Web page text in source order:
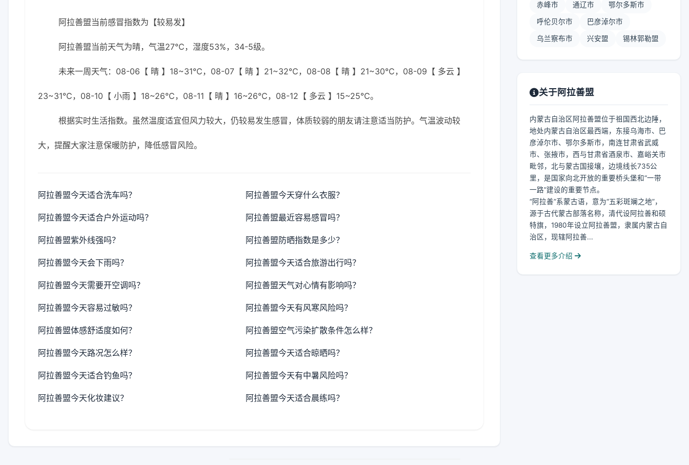
阿拉善盟当前感冒指数为【较易发】
阿拉善盟当前天气为晴，气温27℃，湿度53%，34-5级。
未来一周天气：08-06【 晴 】18~31℃，08-07【 晴 】21~32℃，08-08【 晴 】21~30℃，08-09【 多云 】
23~31℃，08-10【 小雨 】18~26℃，08-11【 晴 】16~26℃，08-12【 多云 】15~25℃。
根据实时生活指数。虽然温度适宜但风力较大，仍较易发生感冒，体质较弱的朋友请注意适当防护。气温波动较
大，提醒大家注意保暖防护，降低感冒风险。
阿拉善盟今天适合洗车吗？ 阿拉善盟今天穿什么衣服？
阿拉善盟今天适合户外运动吗？ 阿拉善盟最近容易感冒吗？
阿拉善盟紫外线强吗？ 阿拉善盟防晒指数是多少？
阿拉善盟今天会下雨吗？ 阿拉善盟今天适合旅游出行吗？
阿拉善盟今天需要开空调吗？ 阿拉善盟天气对心情有影响吗？
阿拉善盟今天容易过敏吗？ 阿拉善盟今天有风寒风险吗？
阿拉善盟体感舒适度如何？ 阿拉善盟空气污染扩散条件怎么样？
阿拉善盟今天路况怎么样？ 阿拉善盟今天适合晾晒吗？
阿拉善盟今天适合钓鱼吗？ 阿拉善盟今天有中暑风险吗？
阿拉善盟今天化妆建议？ 阿拉善盟今天适合晨练吗？
赤峰市 通辽市 鄂尔多斯市
呼伦贝尔市 巴彦淖尔市
乌兰察布市 兴安盟 锡林郭勒盟
关于阿拉善盟
内蒙古自治区阿拉善盟位于祖国西北边陲，
地处内蒙古自治区最西端，东接乌海市、巴
彦淖尔市、鄂尔多斯市，南连甘肃省武威
市、张掖市，西与甘肃省酒泉市、嘉峪关市
毗邻，北与蒙古国接壤，边境线长735公
里，是国家向北开放的重要桥头堡和“一带
一路”建设的重要节点。
“阿拉善”系蒙古语，意为“五彩斑斓之地”，
源于古代蒙古部落名称，清代设阿拉善和硕
特旗，1980年设立阿拉善盟，隶属内蒙古自
治区，现辖阿拉善...
查看更多介绍